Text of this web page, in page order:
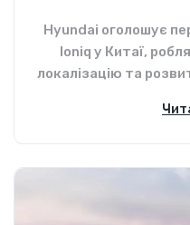
Hyundai оголошує
Ioniq у Китаї,
локалізацію та